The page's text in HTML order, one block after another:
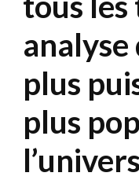
analyse
plus
plus